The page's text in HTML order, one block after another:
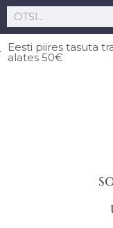
Eesti piires tasuta
alates 50€